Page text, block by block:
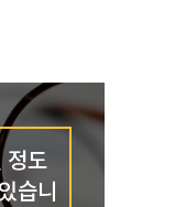
정도
습니